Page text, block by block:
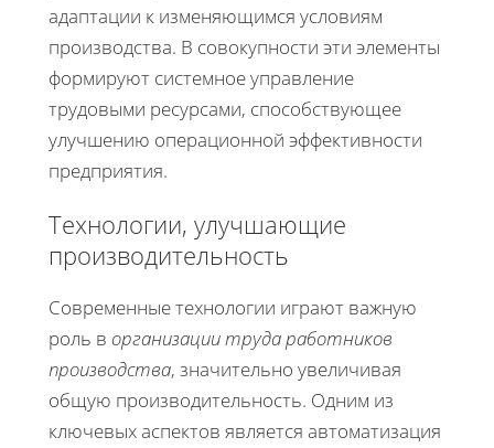
адаптации к изменяющимся условиям
производства. В совокупности эти элементы
формируют системное управление
трудовыми ресурсами, способствующее
улучшению операционной эффективности
предприятия.
Технологии, улучшающие
производительность
Современные технологии играют важную
роль в организации труда работников
производства, значительно увеличивая
общую производительность. Одним из
ключевых аспектов является автоматизация